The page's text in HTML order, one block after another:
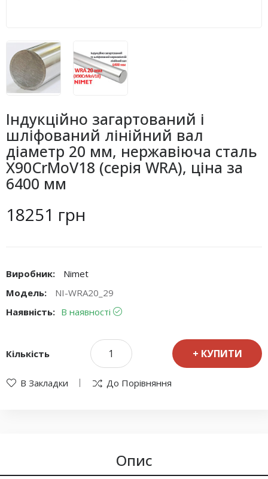
Індукційно загартований і
шліфований лінійний вал
діаметр 20 мм, нержавіюча сталь
X90CrMoV18 (серія WRA), ціна за
6400 мм
18251 грн
Виробник:
Nimet
Модель:
NI-WRA20_29
Наявність: В наявності
Кількість КУПИТИ
В Закладки До Порівняння
Опис